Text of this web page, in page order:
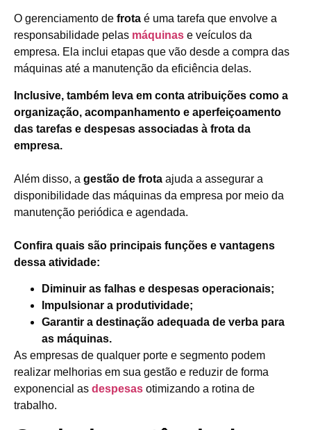
O gerenciamento de frota é uma tarefa que envolve a
responsabilidade pelas máquinas e veículos da
empresa. Ela inclui etapas que vão desde a compra das
máquinas até a manutenção da eficiência delas.
Inclusive, também leva em conta atribuições como a
organização, acompanhamento e aperfeiçoamento
das tarefas e despesas associadas à frota da
empresa.
Além disso, a gestão de frota ajuda a assegurar a
disponibilidade das máquinas da empresa por meio da
manutenção periódica e agendada.
Confira quais são principais funções e vantagens
dessa atividade:
Diminuir as falhas e despesas operacionais;
Impulsionar a produtividade;
Garantir a destinação adequada de verba para
as máquinas.
As empresas de qualquer porte e segmento podem
realizar melhorias em sua gestão e reduzir de forma
exponencial as despesas otimizando a rotina de
trabalho.